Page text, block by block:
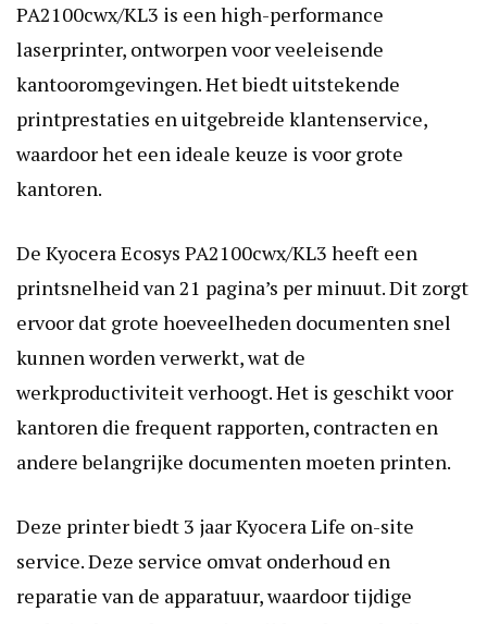
PA2100cwx/KL3 is een high-performance
laserprinter, ontworpen voor veeleisende
kantooromgevingen. Het biedt uitstekende
printprestaties en uitgebreide klantenservice,
waardoor het een ideale keuze is voor grote
kantoren.
De Kyocera Ecosys PA2100cwx/KL3 heeft een
printsnelheid van 21 pagina’s per minuut. Dit zorgt
ervoor dat grote hoeveelheden documenten snel
kunnen worden verwerkt, wat de
werkproductiviteit verhoogt. Het is geschikt voor
kantoren die frequent rapporten, contracten en
andere belangrijke documenten moeten printen.
Deze printer biedt 3 jaar Kyocera Life on-site
service. Deze service omvat onderhoud en
reparatie van de apparatuur, waardoor tijdige